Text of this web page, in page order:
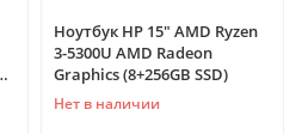
Ноутбук HP 15" AMD Ryzen
3-5300U AMD Radeon
Graphics (8+256GB SSD)
Нет в наличии